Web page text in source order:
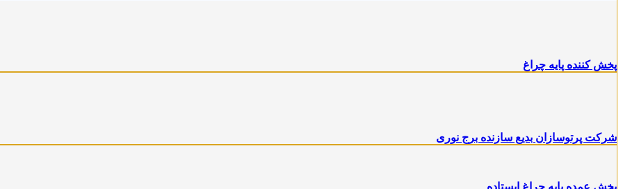
پخش کننده پایه چراغ
شرکت پرتوسازان بدیع سازنده برج نوری